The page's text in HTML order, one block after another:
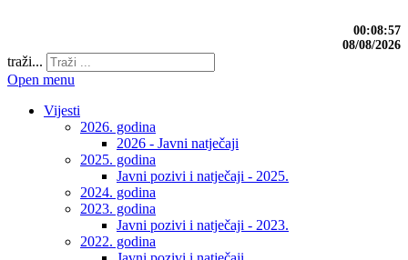
00:08:58
08/08/2026
traži...
Open menu
Vijesti
2026. godina
2026 - Javni natječaji
2025. godina
Javni pozivi i natječaji - 2025.
2024. godina
2023. godina
Javni pozivi i natječaji - 2023.
2022. godina